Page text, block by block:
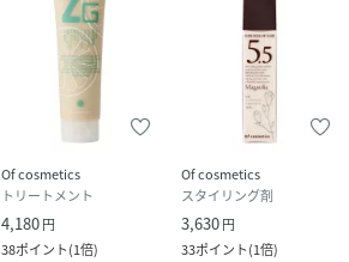
ユニセックス
210g
HJ7121_4542667001670
4542667001670-ONE-ONE HJ7121 )
Of cosmetics
トリートメント
4,180円
38ポイント(1倍)
Of cosmetics
スタイリング剤
3,630円
33ポイント(1倍)